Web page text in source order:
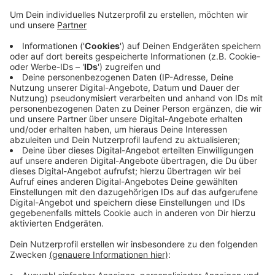
sie haben auch keine Aufträge für solche Aktionen
erteilt. Sie empfehlen, keine Daten preiszugeben.
Und sie weisen darauf hin, dass sogenannte
Haustürgeschäftewiderrufenwerden können.
Außerdem können Betroffene eine eidesstattliche
Versicherung abgeben, das ermöglicht den WSW,
gegen wettbewerbsrechtliche Verstöße
vorzugehen.
Veröffentlicht:Mittwoch, 22.03.2023 10:09
Anzeige